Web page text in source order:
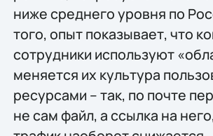
ниже среднего уровня по
того, опыт показывает, что
сотрудники используют
меняется их культура
ресурсами – так, по почте
не сам файл, а ссылка на